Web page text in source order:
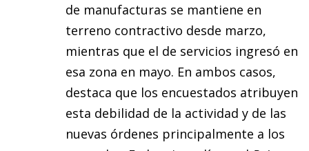
de manufacturas se mantiene en
terreno contractivo desde marzo,
mientras que el de servicios ingresó en
esa zona en mayo. En ambos casos,
destaca que los encuestados atribuyen
esta debilidad de la actividad y de las
nuevas órdenes principalmente a los